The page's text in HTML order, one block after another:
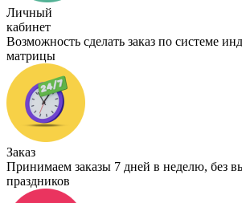
Личный
кабинет
Возможность сделать заказ по системе
матрицы
Заказ
Принимаем заказы 7 дней в неделю, без
праздников